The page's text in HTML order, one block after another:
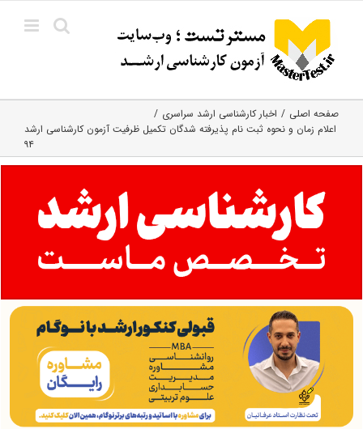
content
صفحه اصلی
اخبار کارشناسی ارشد سراسری
اعلام زمان و نحوه ثبت نام پذیرفته شدگان تکمیل ظرفیت آزمون کارشناسی ارشد
۹۴